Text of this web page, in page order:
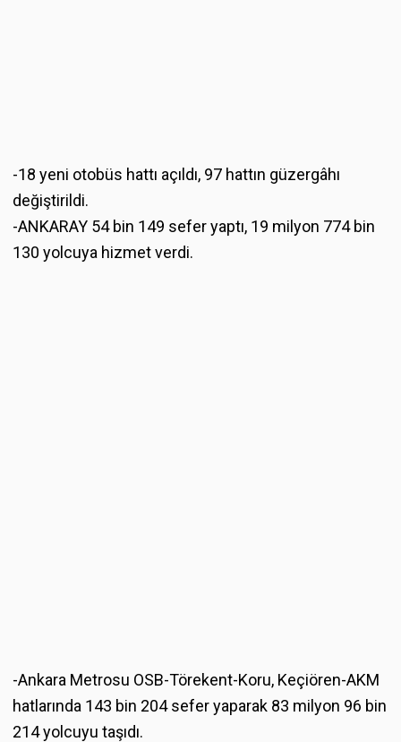
-18 yeni otobüs hattı açıldı, 97 hattın güzergâhı
değiştirildi.
-ANKARAY 54 bin 149 sefer yaptı, 19 milyon 774 bin
130 yolcuya hizmet verdi.
-Ankara Metrosu OSB-Törekent-Koru, Keçiören-AKM
hatlarında 143 bin 204 sefer yaparak 83 milyon 96 bin
214 yolcuyu taşıdı.